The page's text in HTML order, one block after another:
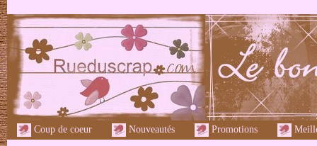
Coup de coeur Nouveautés Promotions